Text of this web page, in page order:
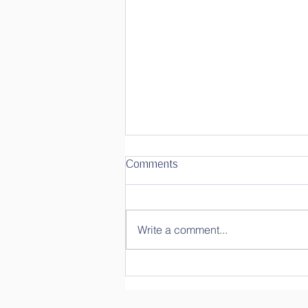
တေႁဵတ်းႁိုဝ်သၢင်ႈ ၽိင်ႈမုၵ်ႉၸု
Comments
Write a comment...